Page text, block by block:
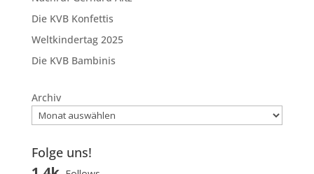
Die KVB Konfettis
Weltkindertag 2025
Die KVB Bambinis
Archiv
Folge uns!